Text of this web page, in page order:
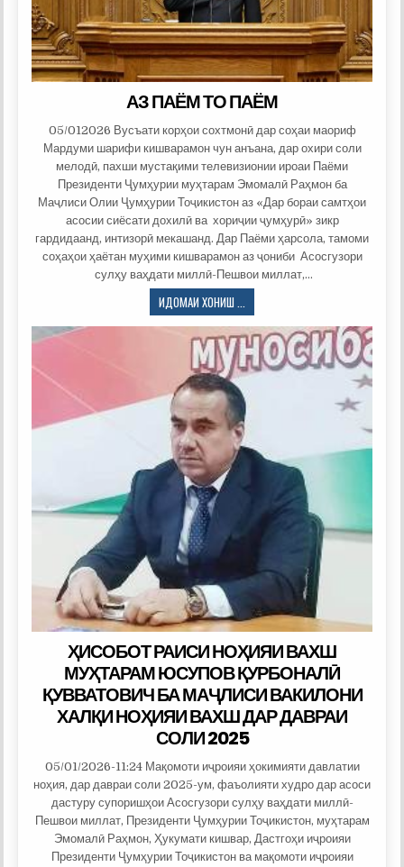
АЗ ПАЁМ ТО ПАЁМ
05/012026 Вусъати корҳои сохтмонӣ дар соҳаи маориф
Мардуми шарифи кишварамон чун анъана, дар охири соли
мелодӣ, пахши мустақими телевизионии ироаи Паёми
Президенти Ҷумҳурии муҳтарам Эмомалӣ Раҳмон ба
Маҷлиси Олии Ҷумҳурии Тоҷикистон аз «Дар бораи самтҳои
асосии сиёсати дохилӣ ва хориҷии ҷумҳурӣ» зикр
гардидаанд, интизорӣ мекашанд. Дар Паёми ҳарсола, тамоми
соҳаҳои ҳаётан муҳими кишварамон аз ҷониби Асосгузори
сулҳу ваҳдати миллӣ-Пешвои миллат,…
ИДОМАИ ХОНИШ ...
ПАЁМ
ТО
ПАЁМ
ҲИСОБОТ РАИСИ НОҲИЯИ ВАХШ
МУҲТАРАМ ЮСУПОВ ҚУРБОНАЛӢ
ҚУВВАТОВИЧ БА МАҶЛИСИ ВАКИЛОНИ
ХАЛҚИ НОҲИЯИ ВАХШ ДАР ДАВРАИ
СОЛИ 2025
05/01/2026-11:24 Мақомоти иҷроияи ҳокимияти давлатии
ноҳия, дар давраи соли 2025-ум, фаъолияти худро дар асоси
дастуру супоришҳои Асосгузори сулҳу ваҳдати миллӣ-
Пешвои миллат, Президенти Ҷумҳурии Тоҷикистон, муҳтарам
Эмомалӣ Раҳмон, Ҳукумати кишвар, Дастгоҳи иҷроияи
Президенти Ҷумҳурии Тоҷикистон ва мақомоти иҷроияи